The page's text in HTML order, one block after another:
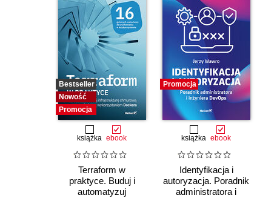
Bestseller
Nowość
Promocja
książka ebook
Terraform w
praktyce. Buduj i
automatyzuj
Promocja
książka ebook
Identyfikacja i
autoryzacja. Poradnik
administratora i